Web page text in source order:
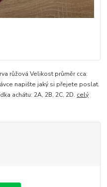
růžová Velikost průměr cca:
napište jaký si přejete poslat.
achátu: 2A, 2B, 2C, 2D. celý